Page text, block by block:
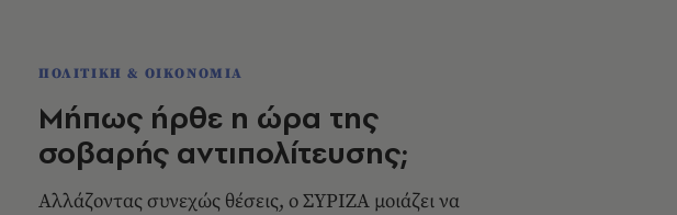
ΠΟΛΙΤΙΚΗ & ΟΙΚΟΝΟΜΙΑ
Μήπως ήρθε η ώρα της
σοβαρής αντιπολίτευσης;
Αλλάζοντας συνεχώς θέσεις, ο ΣΥΡΙΖΑ μοιάζει να